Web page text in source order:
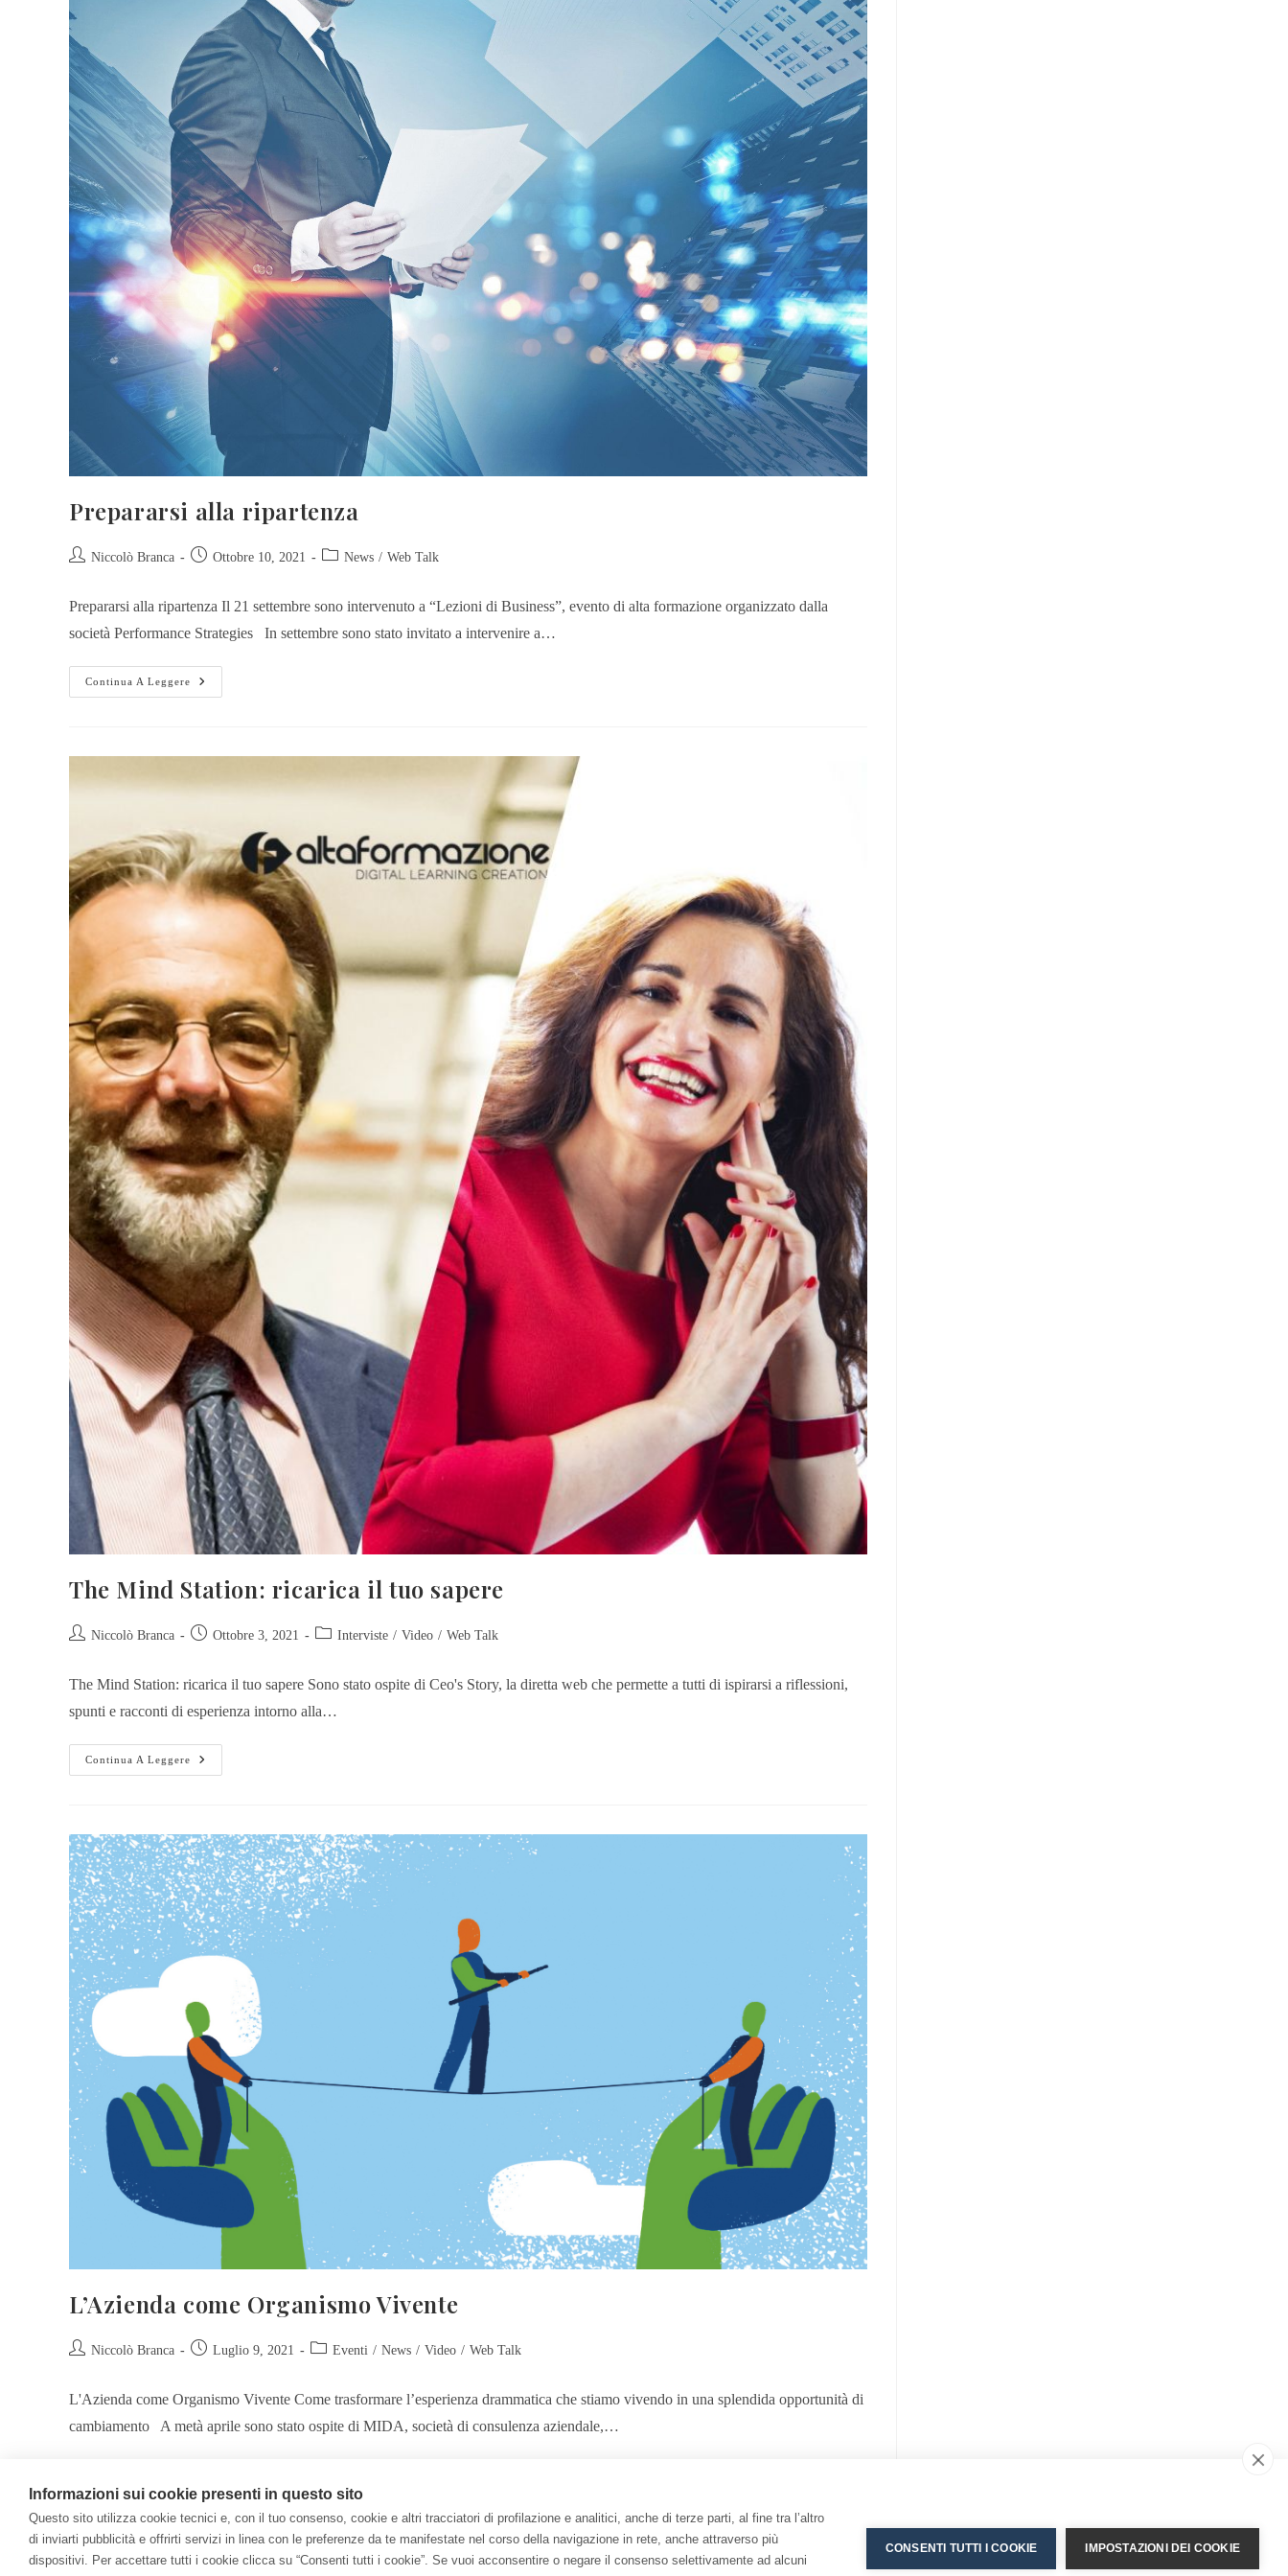
Prepararsi alla ripartenza
Niccolò Branca Ottobre 10, 2021 News / Web Talk
Prepararsi alla ripartenza Il 21 settembre sono intervenuto a “Lezioni di Business”, evento di alta formazione organizzato dalla
società Performance Strategies In settembre sono stato invitato a intervenire a…
Continua A Leggere
The Mind Station: ricarica il tuo sapere
Niccolò Branca Ottobre 3, 2021 Interviste / Video / Web Talk
The Mind Station: ricarica il tuo sapere Sono stato ospite di Ceo's Story, la diretta web che permette a tutti di ispirarsi a riflessioni,
spunti e racconti di esperienza intorno alla…
Continua A Leggere
L’Azienda come Organismo Vivente
Niccolò Branca Luglio 9, 2021 Eventi / News / Video / Web Talk
L'Azienda come Organismo Vivente Come trasformare l’esperienza drammatica che stiamo vivendo in una splendida opportunità di
cambiamento A metà aprile sono stato ospite di MIDA, società di consulenza aziendale,…
Informazioni sui cookie presenti in questo sito
Questo sito utilizza cookie tecnici e, con il tuo consenso, cookie e altri tracciatori di profilazione e analitici, anche di terze parti, al fine tra l’altro
di inviarti pubblicità e offrirti servizi in linea con le preferenze da te manifestate nel corso della navigazione in rete, anche attraverso più
dispositivi. Per accettare tutti i cookie clicca su “Consenti tutti i cookie”. Se vuoi acconsentire o negare il consenso selettivamente ad alcuni
CONSENTI TUTTI I COOKIE IMPOSTAZIONI DEI COOKIE